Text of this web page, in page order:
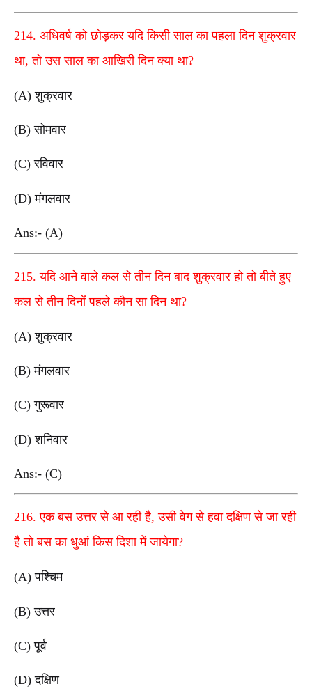
214. अधिवर्ष को छोड़कर यदि किसी साल का पहला दिन शुक्रवार
था, तो उस साल का आखिरी दिन क्या था?
(A) शुक्रवार
(B) सोमवार
(C) रविवार
(D) मंगलवार
Ans:- (A)
215. यदि आने वाले कल से तीन दिन बाद शुक्रवार हो तो बीते हुए
कल से तीन दिनों पहले कौन सा दिन था?
(A) शुक्रवार
(B) मंगलवार
(C) गुरूवार
(D) शनिवार
Ans:- (C)
216. एक बस उत्तर से आ रही है, उसी वेग से हवा दक्षिण से जा रही
है तो बस का धुआं किस दिशा में जायेगा?
(A) पश्चिम
(B) उत्तर
(C) पूर्व
(D) दक्षिण